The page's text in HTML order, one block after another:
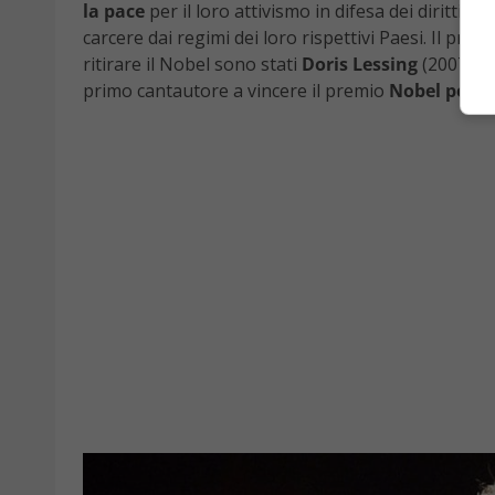
la pace per il loro attivismo in difesa dei diritti
carcere dai regimi dei loro rispettivi Paesi. Il
ritirare il Nobel sono stati Doris Lessing (2007),
primo cantautore a vincere il premio Nobel per